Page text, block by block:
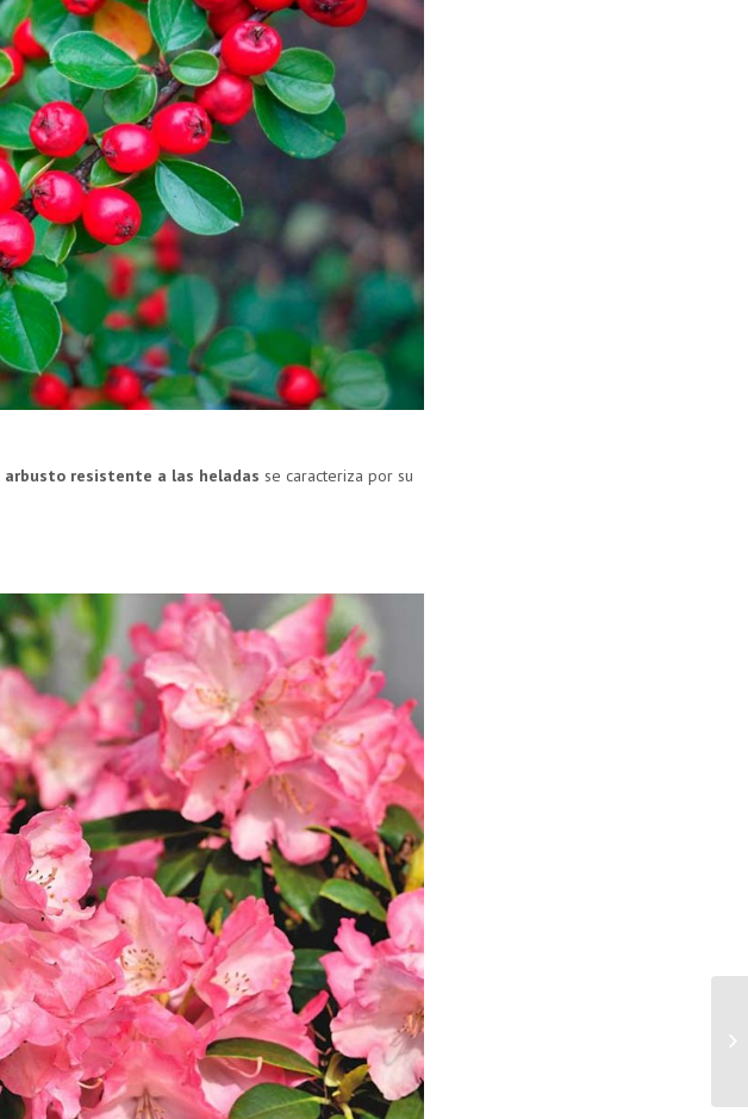
arbusto resistente a las heladas se caracteriza por su